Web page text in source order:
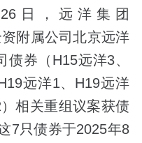
日，远洋集团
资附属公司北京远洋
券（H15远洋3、
远洋1、H19远洋
相关重组议案获债
7只债券于2025年8